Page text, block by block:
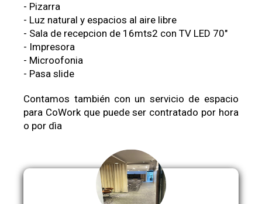
- Pizarra
- Luz natural y espacios al aire libre
- Sala de recepcion de 16mts2 con TV LED 70"
- Impresora
- Microofonia
- Pasa slide
Contamos también con un servicio de espacio
para CoWork que puede ser contratado por hora
o por dìa